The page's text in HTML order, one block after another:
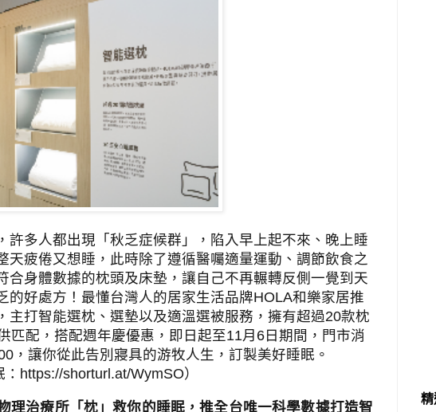
許多人都出現「秋乏症候群」，陷入早上起不來、晚上睡
天疲倦又想睡，此時除了遵循醫囑適量運動、調節飲食之
合身體數據的枕頭及床墊，讓自己不再輾轉反側一覺到天
的好處方！最懂台灣人的居家生活品牌HOLA和樂家居推
主打智能選枕、選墊以及適溫選被服務，擁有超過20款枕
匹配，搭配週年慶優惠，即日起至11月 6 日期間，門市消
，讓你從此告別寢具的游牧人生，訂製美好睡眠。
https://shorturl.at/WymSO）
理治療所「枕」救你的睡眠，推全台唯一科學數據打造智
精